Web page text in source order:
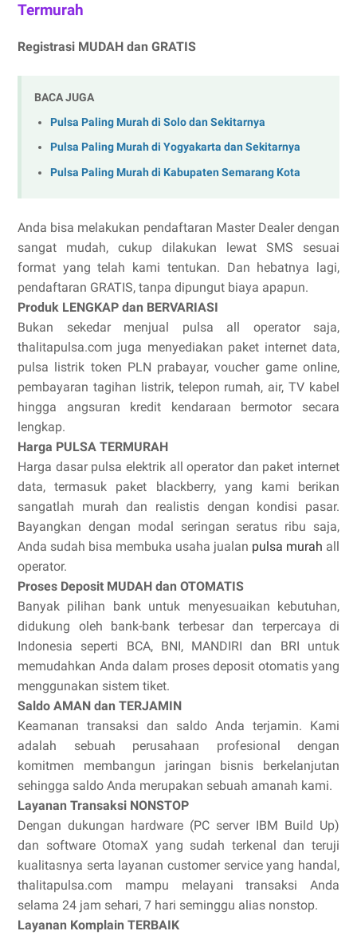
Termurah
Registrasi MUDAH dan GRATIS
BACA JUGA
Pulsa Paling Murah di Solo dan Sekitarnya
Pulsa Paling Murah di Yogyakarta dan Sekitarnya
Pulsa Paling Murah di Kabupaten Semarang Kota
Anda bisa melakukan pendaftaran Master Dealer dengan
sangat mudah, cukup dilakukan lewat SMS sesuai
format yang telah kami tentukan. Dan hebatnya lagi,
pendaftaran GRATIS, tanpa dipungut biaya apapun.
Produk LENGKAP dan BERVARIASI
Bukan sekedar menjual pulsa all operator saja,
thalitapulsa.com juga menyediakan paket internet data,
pulsa listrik token PLN prabayar, voucher game online,
pembayaran tagihan listrik, telepon rumah, air, TV kabel
hingga angsuran kredit kendaraan bermotor secara
lengkap.
Harga PULSA TERMURAH
Harga dasar pulsa elektrik all operator dan paket internet
data, termasuk paket blackberry, yang kami berikan
sangatlah murah dan realistis dengan kondisi pasar.
Bayangkan dengan modal seringan seratus ribu saja,
Anda sudah bisa membuka usaha jualan pulsa murah all
operator.
Proses Deposit MUDAH dan OTOMATIS
Banyak pilihan bank untuk menyesuaikan kebutuhan,
didukung oleh bank-bank terbesar dan terpercaya di
Indonesia seperti BCA, BNI, MANDIRI dan BRI untuk
memudahkan Anda dalam proses deposit otomatis yang
menggunakan sistem tiket.
Saldo AMAN dan TERJAMIN
Keamanan transaksi dan saldo Anda terjamin. Kami
adalah sebuah perusahaan profesional dengan
komitmen membangun jaringan bisnis berkelanjutan
sehingga saldo Anda merupakan sebuah amanah kami.
Layanan Transaksi NONSTOP
Dengan dukungan hardware (PC server IBM Build Up)
dan software OtomaX yang sudah terkenal dan teruji
kualitasnya serta layanan customer service yang handal,
thalitapulsa.com mampu melayani transaksi Anda
selama 24 jam sehari, 7 hari seminggu alias nonstop.
Layanan Komplain TERBAIK